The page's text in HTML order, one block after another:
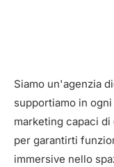
Siamo un'agenzia
supportiamo in
marketing capaci
per garantirti
immersive nello